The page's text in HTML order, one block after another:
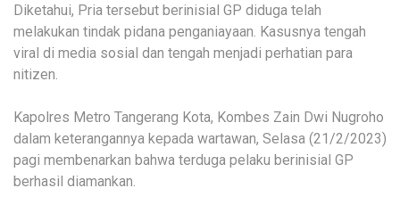
Diketahui, Pria tersebut berinisial GP diduga telah
melakukan tindak pidana penganiayaan. Kasusnya tengah
viral di media sosial dan tengah menjadi perhatian para
nitizen.
Kapolres Metro Tangerang Kota, Kombes Zain Dwi Nugroho
dalam keterangannya kepada wartawan, Selasa (21/2/2023)
pagi membenarkan bahwa terduga pelaku berinisial GP
berhasil diamankan.